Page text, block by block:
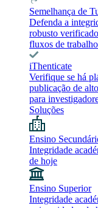
Semelhança de
Defenda a
robusto
fluxos de
iThenticate
Verifique se há
publicação de
para
Soluções
Ensino
Integridade
de hoje
Ensino Superior
Integridade